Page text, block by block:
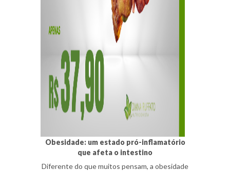
Obesidade: um estado pró-inflamatório
que afeta o intestino
Diferente do que muitos pensam, a obesidade